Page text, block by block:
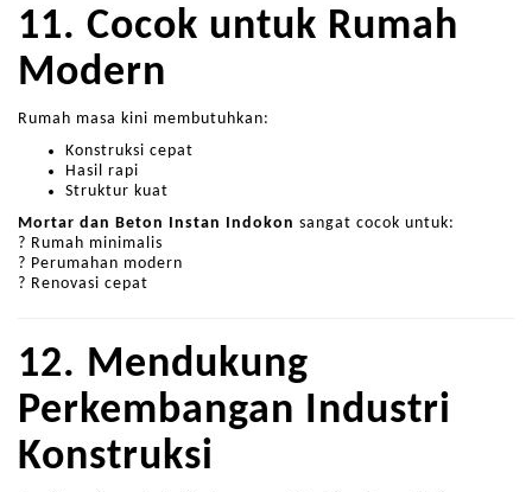
11. Cocok untuk Rumah
Modern
Rumah masa kini membutuhkan:
Konstruksi cepat
Hasil rapi
Struktur kuat
Mortar dan Beton Instan Indokon sangat cocok untuk:
? Rumah minimalis
? Perumahan modern
? Renovasi cepat
12. Mendukung
Perkembangan Industri
Konstruksi